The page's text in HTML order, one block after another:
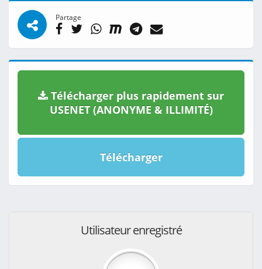
Partage
Télécharger plus rapidement sur
USENET (ANONYME & ILLIMITÉ)
Télécharger
Utilisateur enregistré